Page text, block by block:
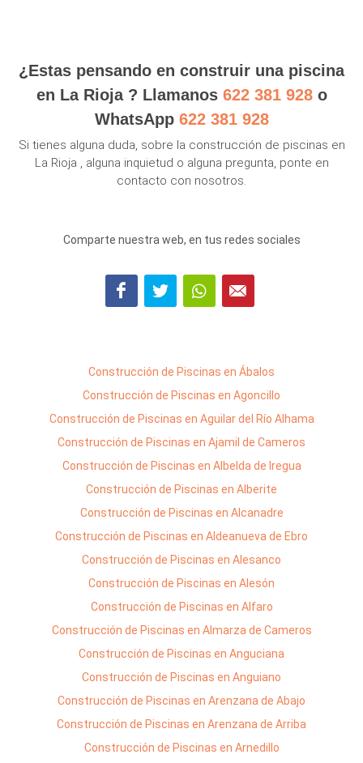
¿Estas pensando en construir una piscina
en La Rioja ? Llamanos 622 381 928o
WhatsApp 622 381 928
Si tienes alguna duda, sobre la construcción de piscinas en
La Rioja , alguna inquietud o alguna pregunta, ponte en
contacto con nosotros.
Comparte nuestra web, en tus redes sociales
Construcción de Piscinas en Ábalos
Construcción de Piscinas en Agoncillo
Construcción de Piscinas en Aguilar del Río Alhama
Construcción de Piscinas en Ajamil de Cameros
Construcción de Piscinas en Albelda de Iregua
Construcción de Piscinas en Alberite
Construcción de Piscinas en Alcanadre
Construcción de Piscinas en Aldeanueva de Ebro
Construcción de Piscinas en Alesanco
Construcción de Piscinas en Alesón
Construcción de Piscinas en Alfaro
Construcción de Piscinas en Almarza de Cameros
Construcción de Piscinas en Anguciana
Construcción de Piscinas en Anguiano
Construcción de Piscinas en Arenzana de Abajo
Construcción de Piscinas en Arenzana de Arriba
Construcción de Piscinas en Arnedillo